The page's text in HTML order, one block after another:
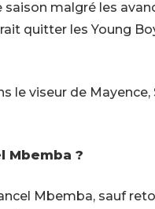
saison malgré les
quitter les Young
le viseur de
Mbemba ?
Mbemba, sauf